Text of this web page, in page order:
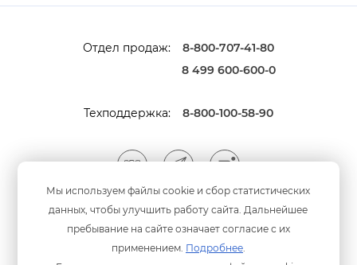
Мы используем файлы cookie и сбор статистических
данных, чтобы улучшить работу сайта. Дальнейшее
пребывание на сайте означает согласие с их
применением. Подробнее.
Отдел продаж:
8-800-707-41-80
8 499 600-600-0
Техподдержка: 8-800-100-58-90
Мы принимаем оплату
анковскими картами